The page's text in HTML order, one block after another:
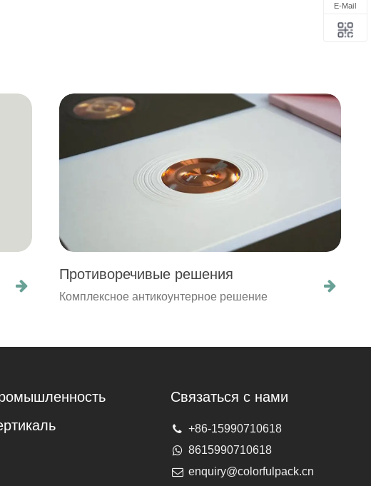
Противоречивые решения
Комплексное антикоунтерное решение
Связаться с нами
+86-15990710618
8615990710618
enquiry@colorfulpack.cn
E-Mail